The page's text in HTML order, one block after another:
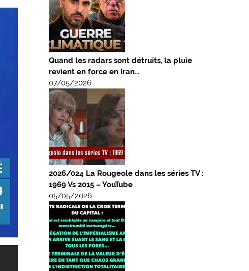
Quand les radars sont détruits, la pluie
revient en force en Iran…
07/05/2026
2026/024 La Rougeole dans les séries TV :
1969 Vs 2015 – YouTube
05/05/2026